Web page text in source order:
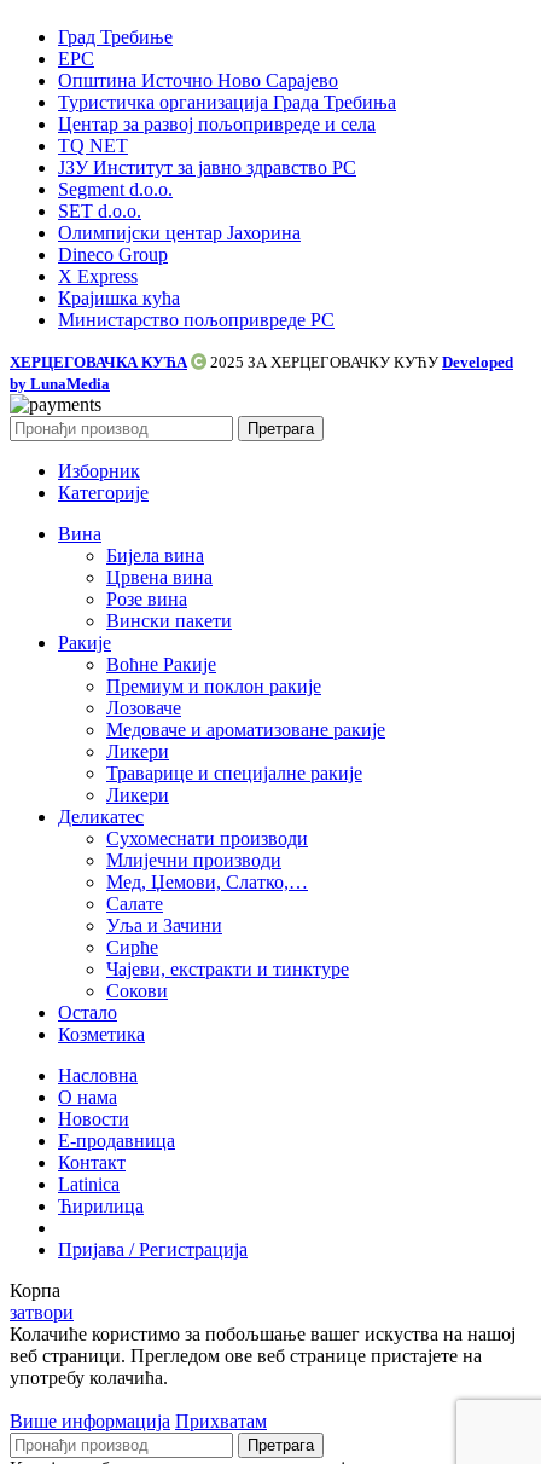
Град Требиње
ЕРС
Општина Источно Ново Сарајево
Туристичка организација Града Требиња
Центар за развој пољопривреде и села
TQ NET
ЈЗУ Институт за јавно здравство РС
Segment d.o.o.
SET d.o.o.
Олимпијски центар Јахорина
Dineco Group
X Express
Крајишка кућа
Министарство пољопривреде РС
ХЕРЦЕГОВАЧКА КУЋА 2025 ЗА ХЕРЦЕГОВАЧКУ КУЋУ Developed
by LunaMedia
Претрага
Изборник
Категорије
Вина
Бијела вина
Црвена вина
Розе вина
Вински пакети
Ракије
Воћне Ракије
Премиум и поклон ракије
Лозоваче
Медоваче и ароматизоване ракије
Ликери
Траварице и специјалне ракије
Ликери
Деликатес
Сухомеснати производи
Млијечни производи
Мед, Џемови, Слатко,…
Салате
Уља и Зачини
Сирће
Чајеви, екстракти и тинктуре
Сокови
Остало
Козметика
Насловна
О нама
Новости
Е-продавница
Контакт
Latinica
Ћирилица
Пријава / Регистрација
Корпа
затвори
Колачиће користимо за побољшање вашег искуства на нашој
веб страници. Прегледом ове веб странице пристајете на
употребу колачића.
Више информација Прихватам
Претрага